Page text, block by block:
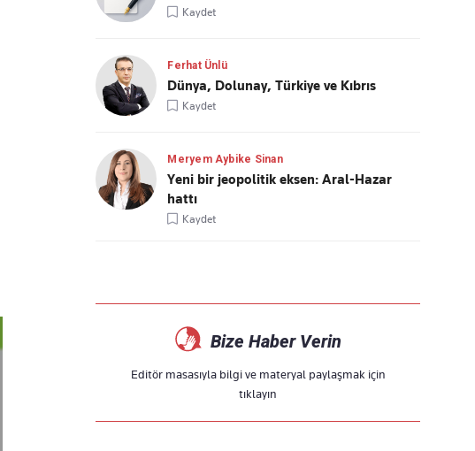
Kaydet
Ferhat Ünlü
Dünya, Dolunay, Türkiye ve Kıbrıs
Kaydet
Meryem Aybike Sinan
Yeni bir jeopolitik eksen: Aral-Hazar
hattı
Kaydet
Bize Haber Verin
Editör masasıyla bilgi ve materyal paylaşmak için
tıklayın